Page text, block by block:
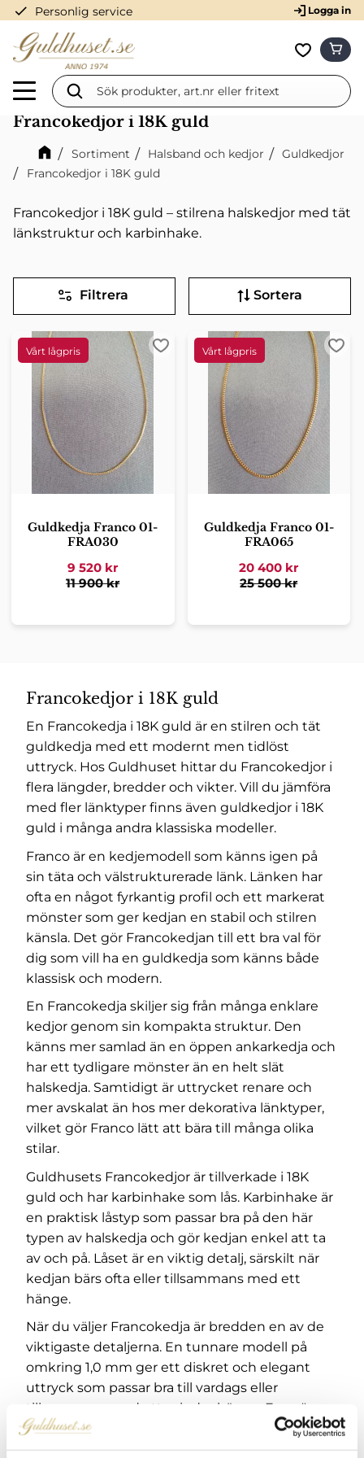
Meny
check Personlig service Logga in
Francokedjor i 18K guld
Sortiment Halsband och kedjor
Guldkedjor
Francokedjor i 18K guld
Francokedjor i 18K guld – stilrena halskedjor med tät
länkstruktur och karbinhake.
Filtrera Sortera
Guldkedja Franco 01-
FRA030
9 520 kr
11 900kr
Lägg till i favoriter
Guldkedja Franco 01-
FRA065
20 400 kr
25 500kr
Francokedjor i 18K guld
En Francokedja i 18K guld är en stilren och tät
guldkedja med ett modernt men tidlöst
uttryck. Hos Guldhuset hittar du Francokedjor i
flera längder, bredder och vikter. Vill du jämföra
med fler länktyper finns även guldkedjor i 18K
guld i många andra klassiska modeller.
Franco är en kedjemodell som känns igen på
sin täta och välstrukturerade länk. Länken har
ofta en något fyrkantig profil och ett markerat
mönster som ger kedjan en stabil och stilren
känsla. Det gör Francokedjan till ett bra val för
dig som vill ha en guldkedja som känns både
klassisk och modern.
En Francokedja skiljer sig från många enklare
kedjor genom sin kompakta struktur. Den
känns mer samlad än en öppen ankarkedja och
har ett tydligare mönster än en helt slät
halskedja. Samtidigt är uttrycket renare och
mer avskalat än hos mer dekorativa länktyper,
vilket gör Franco lätt att bära till många olika
stilar.
Guldhusets Francokedjor är tillverkade i 18K
guld och har karbinhake som lås. Karbinhake är
en praktisk låstyp som passar bra på den här
typen av halskedja och gör kedjan enkel att ta
av och på. Låset är en viktig detalj, särskilt när
kedjan bärs ofta eller tillsammans med ett
hänge.
När du väljer Francokedja är bredden en av de
viktigaste detaljerna. En tunnare modell på
omkring 1,0 mm ger ett diskret och elegant
uttryck som passar bra till vardags eller
tillsammans med ett mindre hänge. En grövre
modell på omkring 2,0 mm får mer närvaro och
kan bäras tydligare som ett eget smycke.